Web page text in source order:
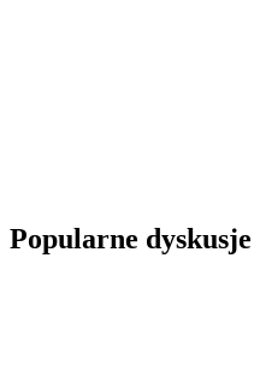
Popularne dyskusje